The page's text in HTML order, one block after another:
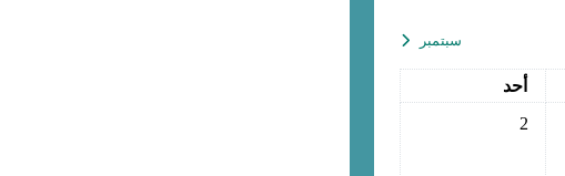
سبتمبر
الأحد
أحد
لا أحداث، الأحد, 2 أغسطس
2